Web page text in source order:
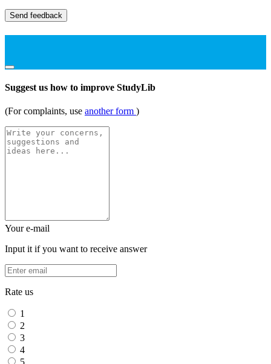
Send feedback
Suggest us how to improve StudyLib
(For complaints, use another form )
Your e-mail
Input it if you want to receive answer
Rate us
1
2
3
4